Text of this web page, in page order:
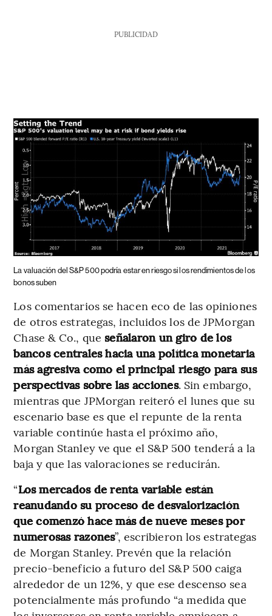
PUBLICIDAD
La valuación del S&P 500 podría estar en riesgo si los rendimientos de los
bonos suben
Los comentarios se hacen eco de las opiniones
de otros estrategas, incluidos los de JPMorgan
Chase & Co., que señalaron un giro de los
bancos centrales hacia una política monetaria
más agresiva como el principal riesgo para sus
perspectivas sobre las acciones. Sin embargo,
mientras que JPMorgan reiteró el lunes que su
escenario base es que el repunte de la renta
variable continúe hasta el próximo año,
Morgan Stanley ve que el S&P 500 tenderá a la
baja y que las valoraciones se reducirán.
“Los mercados de renta variable están
reanudando su proceso de desvalorización
que comenzó hace más de nueve meses por
numerosas razones”, escribieron los estrategas
de Morgan Stanley. Prevén que la relación
precio-beneficio a futuro del S&P 500 caiga
alrededor de un 12%, y que ese descenso sea
potencialmente más profundo “a medida que